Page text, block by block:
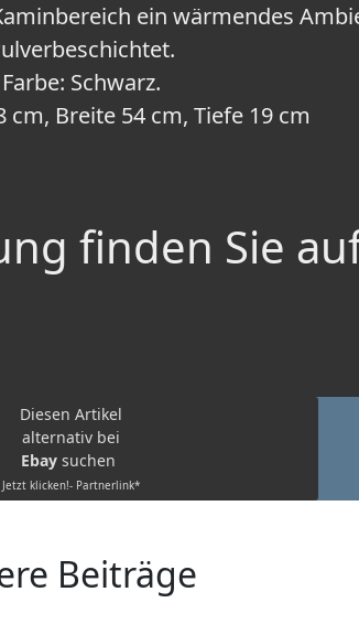
ein wärmendes
Farbe: Schwarz.
cm, Breite 54 cm, Tiefe 19 cm
finden Sie
Diesen Artikel
alternativ bei
Ebay suchen
Jetzt klicken!- Partnerlink*
Beiträge